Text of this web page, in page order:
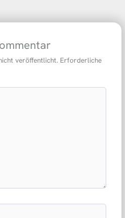
veröffentlicht. Erforderliche